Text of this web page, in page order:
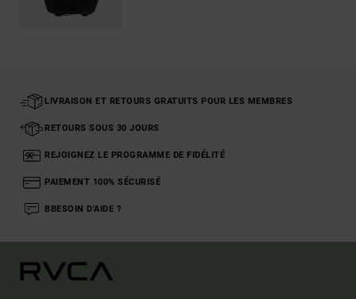
LIVRAISON ET RETOURS GRATUITS POUR LES MEMBRES
RETOURS SOUS 30 JOURS
REJOIGNEZ LE PROGRAMME DE FIDÉLITÉ
PAIEMENT 100% SÉCURISÉ
BBESOIN D'AIDE ?